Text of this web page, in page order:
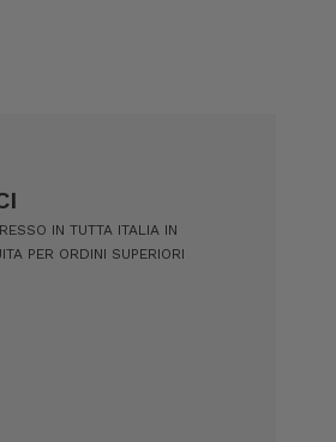
IN TUTTA ITALIA IN
PER ORDINI SUPERIORI